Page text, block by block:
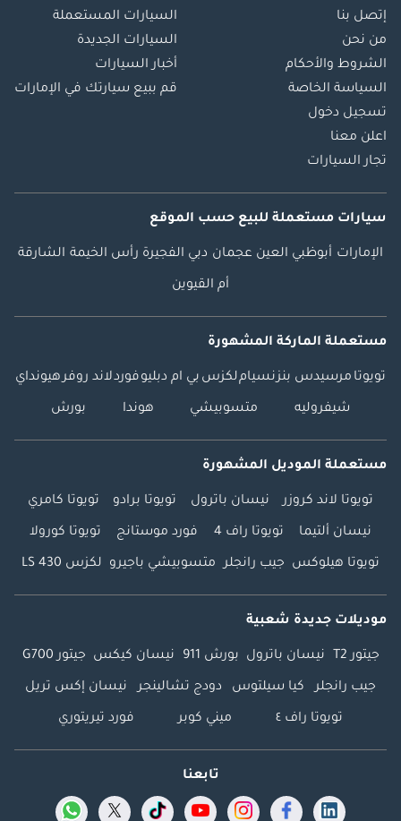
إتصل بنا
من نحن
الشروط والأحكام
السياسة الخاصة
تسجيل دخول
اعلن معنا
تجار السيارات
السيارات المستعملة
السيارات الجديدة
أخبار السيارات
قم ببيع سيارتك في الإمارات
سيارات مستعملة للبيع حسب الموقع
الإمارات أبوظبي العين عجمان دبي الفجيرة رأس الخيمة الشارقة
أم القيوين
مستعملة الماركة المشهورة
تويوتا مرسيدس بنزنسياملكزس بي ام دبليوفوردلاند روفرهيونداي
شيفروليه متسوبيشي هوندا بورش
مستعملة الموديل المشهورة
تويوتا لاند كروزر نيسان باترول تويوتا برادو تويوتا كامري
نيسان ألتيما تويوتا راف 4 فورد موستانج تويوتا كورولا
تويوتا هيلوكس جيب رانجلر متسوبيشي باجيرو لكزس LS 430
موديلات جديدة شعبية
جيتور T2 نيسان باترول بورش 911 نيسان كيكس جيتور G700
جيب رانجلر كيا سيلتوس دودج تشالينجر نيسان إكس تريل
تويوتا راف ٤ ميني كوبر فورد تيريتوري
تابعنا